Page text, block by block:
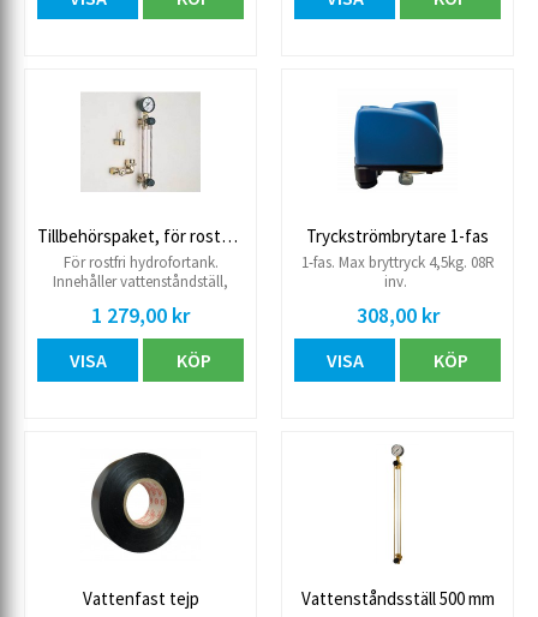
Tillbehörspaket, för rostfri hydrofortank
För rostfri hydrofortank.
Innehåller vattenståndställ,
avtappningskran, bussning,
vinkel och 15R propp för det
extra uttaget.
1 279,00 kr
VISA KÖP
Tryckströmbrytare 1-fas
1-fas. Max bryttryck 4,5kg. 08R
inv.
308,00 kr
VISA KÖP
Vattenfast tejp Vattenståndsställ 500 mm